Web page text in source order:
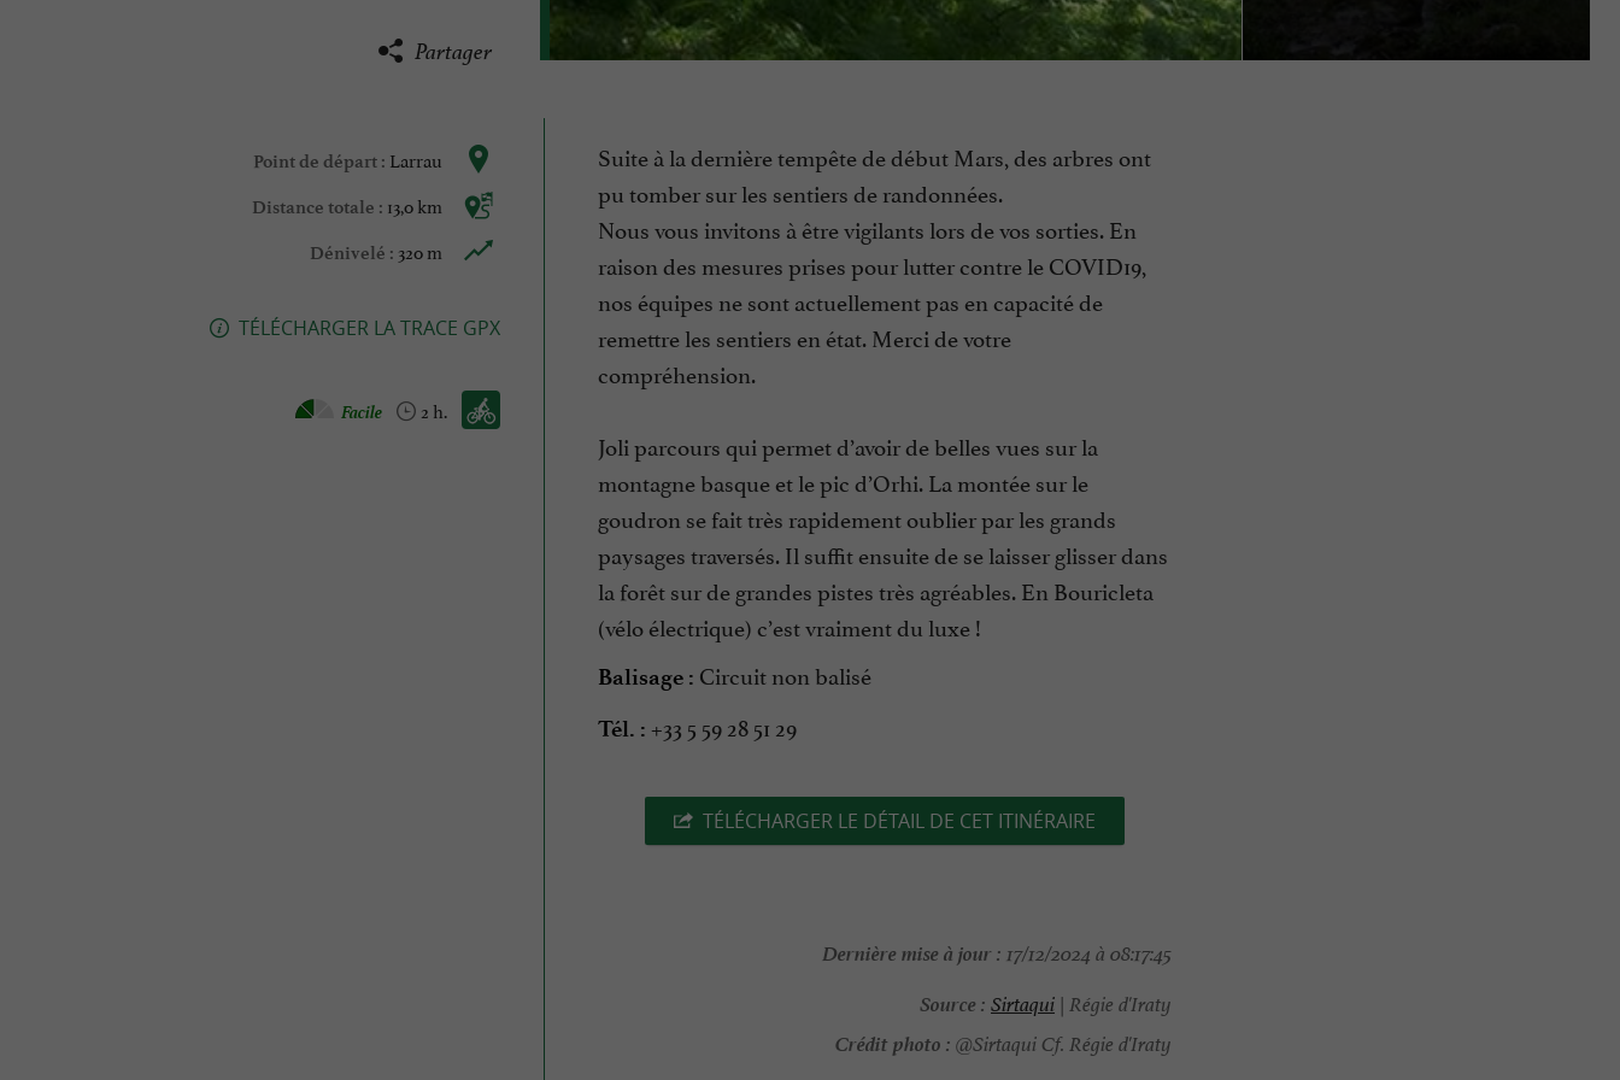
Partager
Point de départ : Larrau
Distance totale : 13,0 km
Dénivelé : 320 m
TÉLÉCHARGER LA TRACE GPX
Vélo vtc :
2 h.
Facile
Suite à la dernière tempête de début Mars, des arbres ont
pu tomber sur les sentiers de randonnées.
Nous vous invitons à être vigilants lors de vos sorties. En
raison des mesures prises pour lutter contre le COVID19,
nos équipes ne sont actuellement pas en capacité de
remettre les sentiers en état. Merci de votre
compréhension.
Joli parcours qui permet d’avoir de belles vues sur la
montagne basque et le pic d’Orhi. La montée sur le
goudron se fait très rapidement oublier par les grands
paysages traversés. Il suffit ensuite de se laisser glisser dans
la forêt sur de grandes pistes très agréables. En Bouricleta
(vélo électrique) c’est vraiment du luxe !
Balisage : Circuit non balisé
Tél. : +33 5 59 28 51 29
TÉLÉCHARGER LE DÉTAIL DE CET ITINÉRAIRE
Dernière mise à jour : 17/12/2024 à 08:17:45
Source : Sirtaqui| Régie d'Iraty
Crédit photo : @Sirtaqui Cf. Régie d'Iraty